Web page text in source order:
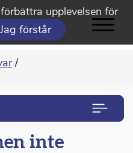
upplevelsen för
Jag förstår
/
inte